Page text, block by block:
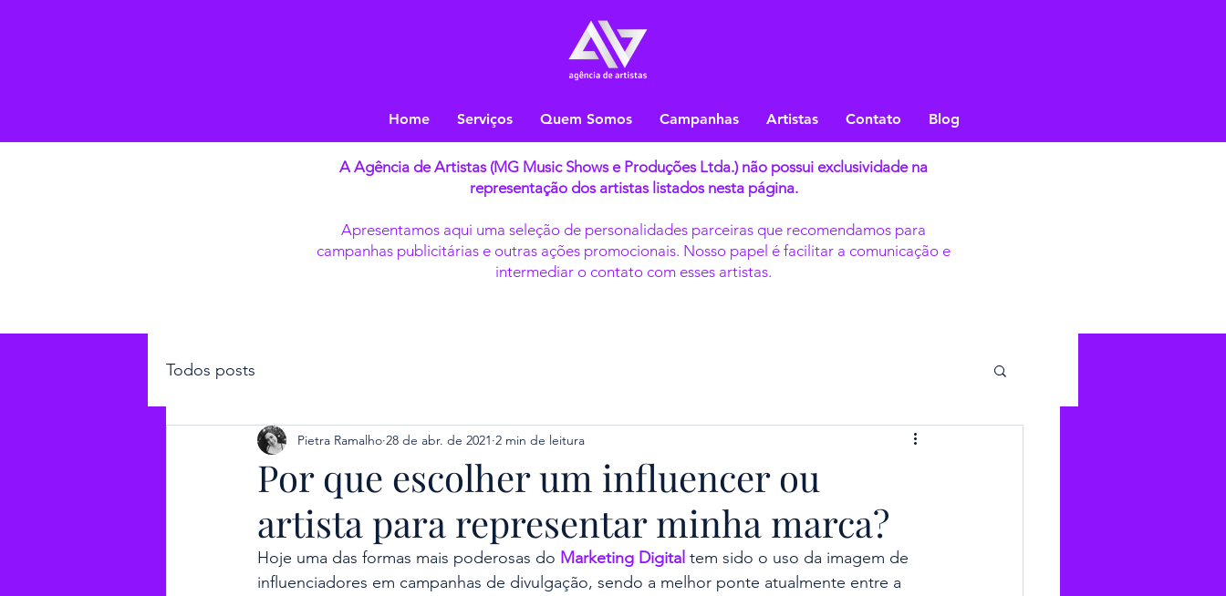
Home Serviços Quem Somos Campanhas Artistas Contato Blog
A Agência de Artistas (MG Music Shows e Produções Ltda.) não possui exclusividade na
representação dos artistas listados nesta página.
Apresentamos aqui uma seleção de personalidades parceiras que recomendamos para
campanhas publicitárias e outras ações promocionais. Nosso papel é facilitar a comunicação e
intermediar o contato com esses artistas.
Todos posts
Por que escolher um influencer ou
artista para representar minha marca?
Pietra Ramalho 28 de abr. de 2021 2 min de leitura
Hoje uma das formas mais poderosas do Marketing Digital tem sido o uso da imagem de
influenciadores em campanhas de divulgação, sendo a melhor ponte atualmente entre a